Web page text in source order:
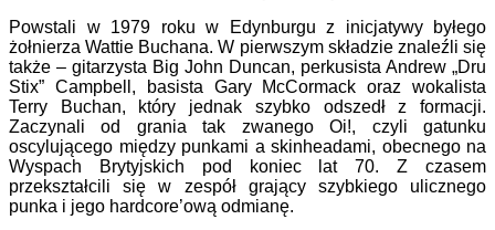
Powstali w 1979 roku w Edynburgu z inicjatywy byłego
żołnierza Wattie Buchana. W pierwszym składzie znaleźli się
także – gitarzysta Big John Duncan, perkusista Andrew „Dru
Stix” Campbell, basista Gary McCormack oraz wokalista
Terry Buchan, który jednak szybko odszedł z formacji.
Zaczynali od grania tak zwanego Oi!, czyli gatunku
oscylującego między punkami a skinheadami, obecnego na
Wyspach Brytyjskich pod koniec lat 70. Z czasem
przekształcili się w zespół grający szybkiego ulicznego
punka i jego hardcore’ową odmianę.